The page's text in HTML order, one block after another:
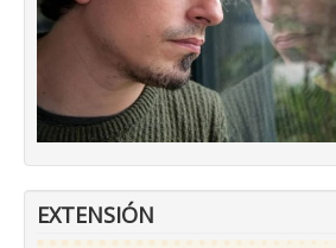
EXTENSIÓN